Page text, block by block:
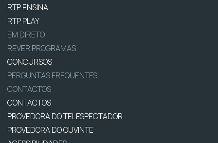
RTP ENSINA
RTP PLAY
EM DIRETO
REVER PROGRAMAS
CONCURSOS
PERGUNTAS FREQUENTES
CONTACTOS
CONTACTOS
PROVEDORA DO TELESPECTADOR
PROVEDORA DO OUVINTE